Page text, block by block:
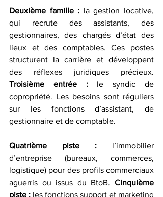
Deuxième famille : la gestion locative,
qui recrute des assistants, des
gestionnaires, des chargés d’état des
lieux et des comptables. Ces postes
structurent la carrière et développent
Troisième entrée : le syndic de
copropriété. Les besoins sont réguliers
sur les fonctions d’assistant, de
gestionnaire et de comptable.
Quatrième piste : l’immobilier
d’entreprise (bureaux, commerces,
logistique) pour des profils commerciaux
aguerris ou issus du BtoB. Cinquième
piste : les fonctions support et marketing